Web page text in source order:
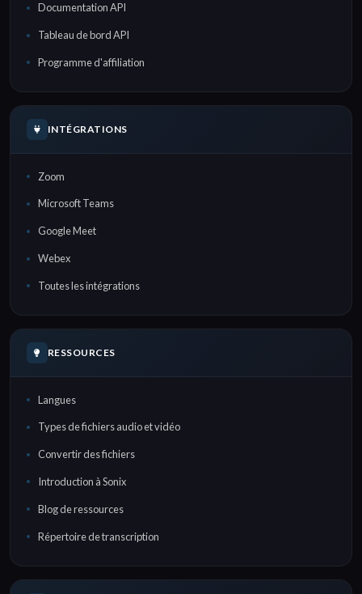
Documentation API
Tableau de bord API
Programme d'affiliation
INTÉGRATIONS
Zoom
Microsoft Teams
Google Meet
Webex
Toutes les intégrations
RESSOURCES
Langues
Types de fichiers audio et vidéo
Convertir des fichiers
Introduction à Sonix
Blog de ressources
Répertoire de transcription